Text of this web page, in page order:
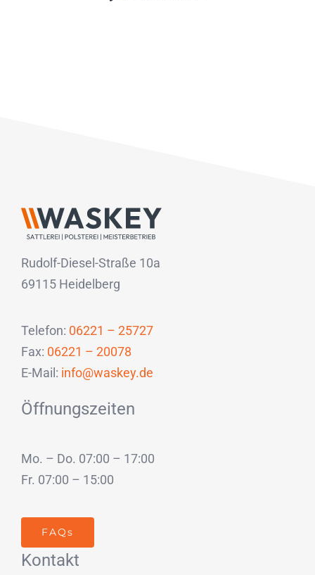
Rudolf-Diesel-Straße 10a
69115 Heidelberg
Telefon: 06221 – 25727
Fax: 06221 – 20078
E-Mail: info@waskey.de
Öffnungszeiten
Mo. – Do. 07:00 – 17:00
Fr. 07:00 – 15:00
FAQs
Kontakt